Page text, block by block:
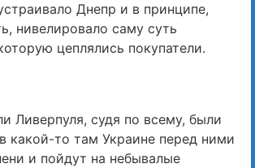
Днепр и в принципе,
нивелировало саму суть
цеплялись покупатели.
Ливерпуля, судя по всему, были
какой-то там Украине перед ними
и пойдут на небывалые